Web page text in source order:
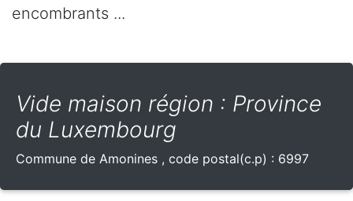
encombrants ...
Vide maison région : Province
du Luxembourg
Commune de Amonines , code postal(c.p) : 6997